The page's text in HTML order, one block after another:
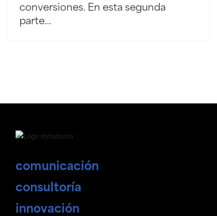
conversiones. En esta segunda
parte…
comunicación
consultoría
innovación